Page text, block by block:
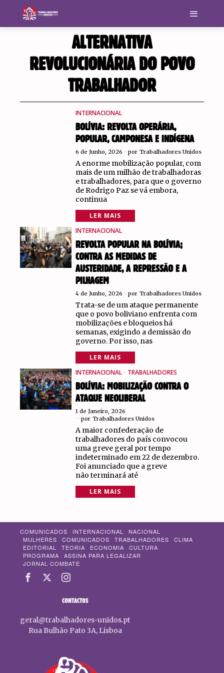
ALTERNATIVA
REVOLUCIONÁRIA DO POVO
TRABALHADOR
INTERNACIONAL
BOLÍVIA: REVOLTA OPERÁRIA,
POPULAR, CAMPONESA E INDÍGENA
6 de Junho, 2026 por Trabalhadores Unidos
A enorme mobilização popular, com
mais de um milhão de trabalhadoras
e trabalhadores, para que o governo
de Rodrigo Paz se vá embora,
continua
LER MAIS
INTERNACIONAL
REVOLTA POPULAR NA BOLÍVIA;
CONTRA AS MEDIDAS DE
AUSTERIDADE, A REPRESSÃO E A
PILHAGEM
4 de Junho, 2026 por Trabalhadores Unidos
Trata-se de um ataque permanente
que o povo boliviano enfrenta com
mobilizações e bloqueios há
semanas, exigindo a demissão do
governo. Por isso, nas
LER MAIS
INTERNACIONAL · TRABALHADORES
BOLÍVIA: MOBILIZAÇÃO CONTRA O
ATAQUE NEOLIBERAL
1 de Janeiro, 2026
por Trabalhadores Unidos
A maior confederação de
trabalhadores do país convocou
uma greve geral por tempo
indeterminado em 22 de dezembro.
Foi anunciado que a greve
não terminará até
LER MAIS
COMUNICADOS INTERNACIONAL
NACIONAL
MULHERES
COMUNICADOS TRABALHADORES
CLIMA
EDITORIAL
TEORIA ECONOMIA
CULTURA
PROGRAMA
ASSINA PARA LEGALIZAR
JORNAL COMBATE
CONTACTOS
geral@trabalhadores-unidos.pt
Rua Bulhão Pato 3A, Lisboa